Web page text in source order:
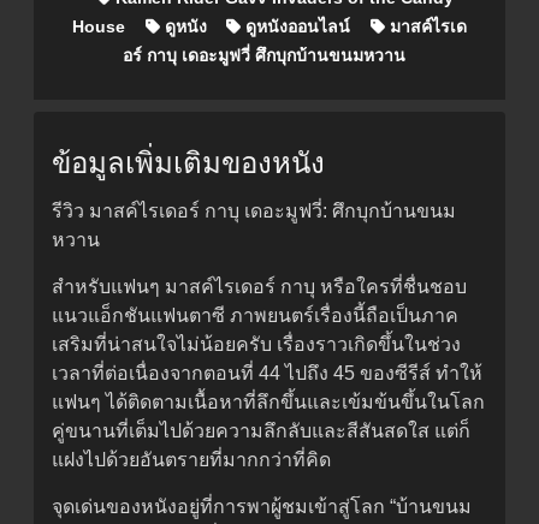
House
ดูหนัง ดูหนังออนไลน์
มาสค์ไรเด
อร์ กาบุ เดอะมูฟวี่ ศึกบุกบ้านขนมหวาน
ข้อมูลเพิ่มเติมของหนัง
รีวิว มาสค์ไรเดอร์ กาบุ เดอะมูฟวี่: ศึกบุกบ้านขนม
หวาน
สำหรับแฟนๆ มาสค์ไรเดอร์ กาบุ หรือใครที่ชื่นชอบ
แนวแอ็กชันแฟนตาซี ภาพยนตร์เรื่องนี้ถือเป็นภาค
เสริมที่น่าสนใจไม่น้อยครับ เรื่องราวเกิดขึ้นในช่วง
เวลาที่ต่อเนื่องจากตอนที่ 44 ไปถึง 45 ของซีรีส์ ทำให้
แฟนๆ ได้ติดตามเนื้อหาที่ลึกขึ้นและเข้มข้นขึ้นในโลก
คู่ขนานที่เต็มไปด้วยความลึกลับและสีสันสดใส แต่ก็
แฝงไปด้วยอันตรายที่มากกว่าที่คิด
จุดเด่นของหนังอยู่ที่การพาผู้ชมเข้าสู่โลก “บ้านขนม